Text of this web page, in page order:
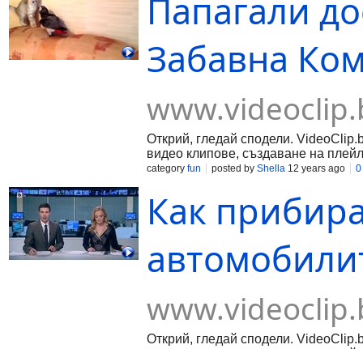
Папагали
Забавна
Открий, гледай сподели.
видео клипове, създаване на
category fun posted by Shella 12 years ago 0
Как
Открий, гледай сподели.